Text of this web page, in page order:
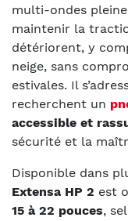
multi-ondes
maintenir la
détériorent, y
neige, sans
estivales. Il
recherchent un
accessible et
sécurité et la
Disponible dans
Extensa HP 2 est
15 à 22 pouces,